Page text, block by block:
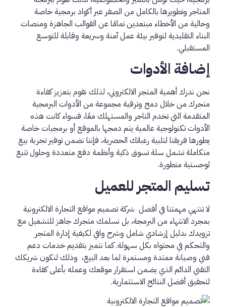
المتاجر وتطويرها بالكامل من الصفر عبر أكواد برمجية خاصة
وخالية من الأخطاء مبتعدين تمامًا عن القوالب الجاهزة ومنصات
البناء التقليدية لتوفير بيئة عمل آمنة وسريعة وقابلة للتوسع
المستقبلي.
إضافة الأدوات
نحن ندرك أهمية المتجر الالكتروني، لذلك نقوم بتعزيز كفاءة
متجرك من خلال دمج وترقية مجموعة من الأدوات البرمجية
المتقدمة التي تخدم التاجر والمستهلك معًا، فسواء كانت هذه
الأدوات تكنولوجية عالمية يتم دمجها بالموقع أو برمجيات خاصة
يطورها فريقنا لتلبية رغباتك الحصرية، فإننا نضمن توفير تجربة بيع
متكاملة تشمل سلة تسوق ذكية وأنظمة دفع متعددة وحلول تتبع
لوجستية متطورة.
تسليم المتجر للعميل
لا تنتهي مهمتنا في أفضل شركة تصميم مواقع التجارة الالكترونية
بمجرد الانتهاء من البرمجة، بل نسلمك متجرك جاهز للتشغيل مع
تزويدك بدليل إرشادي شامل وشرح وافي لكيفية إدارة المتجر
والتحكم في محتواه بكل سهولة. كما نتميز بتقديم خدمات دعم
فني وصيانة ممتدة ومستمرة لما بعد البيع، وذلك لنكون شريكك
التقني الدائم الذي يضمن استقرار موقعك وعمله بأعلى كفاءة
لتحقيق أفضل النتائج الاستثمارية.